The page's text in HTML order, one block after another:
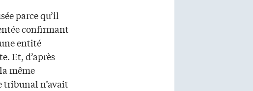
parce qu’il
confirmant
entité
Et, d’après
même
tribunal n’avait